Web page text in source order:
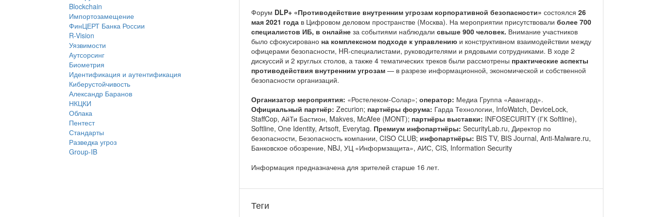
Blockchain
Импортозамещение
ФинЦЕРТ Банка России
R-Vision
Уязвимости
Аутсорсинг
Биометрия
Идентификация и аутентификация
Киберустойчивость
Александр Баранов
НКЦКИ
Облака
Пентест
Стандарты
Разведка угроз
Group-IB
Форум DLP+ «Противодействие внутренним угрозам корпоративной безопасности» состоялся 26
мая 2021 года в Цифровом деловом пространстве (Москва). На мероприятии присутствовали более 700
специалистов ИБ, в онлайне за событиями наблюдали свыше 900 человек. Внимание участников
было сфокусировано на комплексном подходе к управлению и конструктивном взаимодействии между
офицерами безопасности, HR-специалистами, руководителями и рядовыми сотрудниками. В ходе 2
дискуссий и 2 круглых столов, а также 4 тематических треков были рассмотрены практические аспекты
противодействия внутренним угрозам — в разрезе информационной, экономической и собственной
безопасности организаций.
Организатор мероприятия: «Ростелеком-Солар»; оператор: Медиа Группа «Авангард».
Официальный партнёр: Zecurion; партнёры форума: Гарда Технологии, InfoWatch, DeviceLock,
StaffCop, АйТи Бастион, Makves, McAfee (MONT); партнёры выставки: INFOSECURITY (ГК Softline),
Softline, One Identity, Artsoft, Everytag. Премиум инфопартнёры: SecurityLab.ru, Директор по
безопасности, Безопасность компании, CISO CLUB; инфопартнёры: BIS TV, BIS Journal, Anti-Malware.ru,
Банковское обозрение, NBJ, УЦ «Информзащита», АИС, CIS, Information Security
Информация предназначена для зрителей старше 16 лет.
Теги